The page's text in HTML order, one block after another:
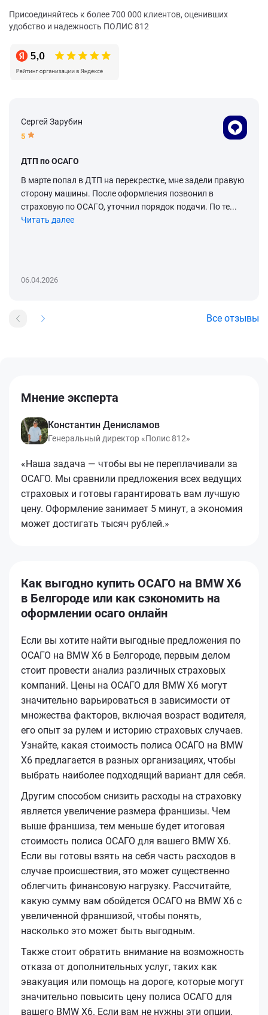
Присоединяйтесь к более 700 000 клиентов, оценивших
удобство и надежность ПОЛИС 812
Сергей Зарубин
5
ДТП по ОСАГО
В марте попал в ДТП на перекрестке, мне задели правую
сторону машины. После оформления позвонил в
страховую по ОСАГО, уточнил порядок подачи. По те...
Читать далее
06.04.2026
Все отзывы
Мнение эксперта
Константин Денисламов
Генеральный директор «Полис 812»
«Наша задача — чтобы вы не переплачивали за
ОСАГО. Мы сравнили предложения всех ведущих
страховых и готовы гарантировать вам лучшую
цену. Оформление занимает 5 минут, а экономия
может достигать тысяч рублей.»
Как выгодно купить ОСАГО на BMW X6
в Белгороде или как сэкономить на
оформлении осаго онлайн
Если вы хотите найти выгодные предложения по
ОСАГО на BMW X6 в Белгороде, первым делом
стоит провести анализ различных страховых
компаний. Цены на ОСАГО для BMW X6 могут
значительно варьироваться в зависимости от
множества факторов, включая возраст водителя,
его опыт за рулем и историю страховых случаев.
Узнайте, какая стоимость полиса ОСАГО на BMW
X6 предлагается в разных организациях, чтобы
выбрать наиболее подходящий вариант для себя.
Другим способом снизить расходы на страховку
является увеличение размера франшизы. Чем
выше франшиза, тем меньше будет итоговая
стоимость полиса ОСАГО для вашего BMW X6.
Если вы готовы взять на себя часть расходов в
случае происшествия, это может существенно
облегчить финансовую нагрузку. Рассчитайте,
какую сумму вам обойдется ОСАГО на BMW X6 с
увеличенной франшизой, чтобы понять,
насколько это может быть выгодным.
Также стоит обратить внимание на возможность
отказа от дополнительных услуг, таких как
эвакуация или помощь на дороге, которые могут
значительно повысить цену полиса ОСАГО для
вашего BMW X6. Если вам не нужны эти опции,